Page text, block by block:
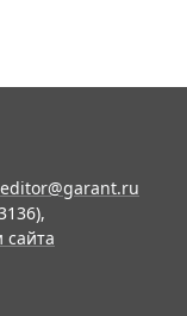
editor@garant.ru
сайта